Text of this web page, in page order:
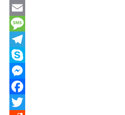
WhatsApp
Email
Message
Telegram
Skype
Messenger
Facebook